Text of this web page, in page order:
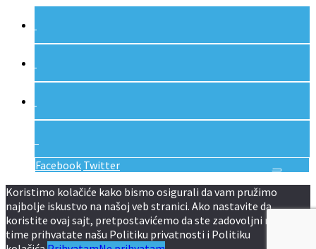
Facebook Twitter
Koristimo kolačiće kako bismo osigurali da vam pružimo
najbolje iskustvo na našoj veb stranici. Ako nastavite da
koristite ovaj sajt, pretpostavićemo da ste zadovoljni njime.
time prihvatate našu Politiku privatnosti i Politiku